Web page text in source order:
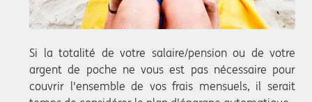
Si la totalité de votre salaire/pension ou de votre
argent de poche ne vous est pas nécessaire pour
couvrir l'ensemble de vos frais mensuels, il serait